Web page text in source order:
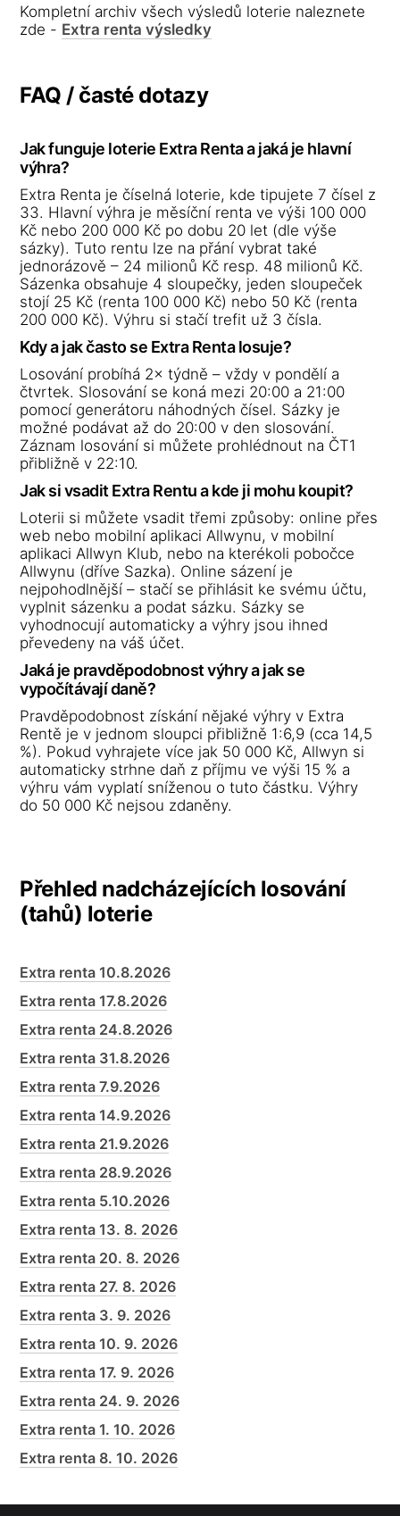
Kompletní archiv všech výsledů loterie naleznete
zde - Extra renta výsledky
FAQ / časté dotazy
Jak funguje loterie Extra Renta a jaká je hlavní
výhra?
Extra Renta je číselná loterie, kde tipujete 7 čísel z
33. Hlavní výhra je měsíční renta ve výši 100 000
Kč nebo 200 000 Kč po dobu 20 let (dle výše
sázky). Tuto rentu lze na přání vybrat také
jednorázově – 24 milionů Kč resp. 48 milionů Kč.
Sázenka obsahuje 4 sloupečky, jeden sloupeček
stojí 25 Kč (renta 100 000 Kč) nebo 50 Kč (renta
200 000 Kč). Výhru si stačí trefit už 3 čísla.
Kdy a jak často se Extra Renta losuje?
Losování probíhá 2× týdně – vždy v pondělí a
čtvrtek. Slosování se koná mezi 20:00 a 21:00
pomocí generátoru náhodných čísel. Sázky je
možné podávat až do 20:00 v den slosování.
Záznam losování si můžete prohlédnout na ČT1
přibližně v 22:10.
Jak si vsadit Extra Rentu a kde ji mohu koupit?
Loterii si můžete vsadit třemi způsoby: online přes
web nebo mobilní aplikaci Allwynu, v mobilní
aplikaci Allwyn Klub, nebo na kterékoli pobočce
Allwynu (dříve Sazka). Online sázení je
nejpohodlnější – stačí se přihlásit ke svému účtu,
vyplnit sázenku a podat sázku. Sázky se
vyhodnocují automaticky a výhry jsou ihned
převedeny na váš účet.
Jaká je pravděpodobnost výhry a jak se
vypočítávají daně?
Pravděpodobnost získání nějaké výhry v Extra
Rentě je v jednom sloupci přibližně 1:6,9 (cca 14,5
%). Pokud vyhrajete více jak 50 000 Kč, Allwyn si
automaticky strhne daň z příjmu ve výši 15 % a
výhru vám vyplatí sníženou o tuto částku. Výhry
do 50 000 Kč nejsou zdaněny.
Přehled nadcházejících losování
(tahů) loterie
Extra renta 10.8.2026
Extra renta 17.8.2026
Extra renta 24.8.2026
Extra renta 31.8.2026
Extra renta 7.9.2026
Extra renta 14.9.2026
Extra renta 21.9.2026
Extra renta 28.9.2026
Extra renta 5.10.2026
Extra renta 13. 8. 2026
Extra renta 20. 8. 2026
Extra renta 27. 8. 2026
Extra renta 3. 9. 2026
Extra renta 10. 9. 2026
Extra renta 17. 9. 2026
Extra renta 24. 9. 2026
Extra renta 1. 10. 2026
Extra renta 8. 10. 2026